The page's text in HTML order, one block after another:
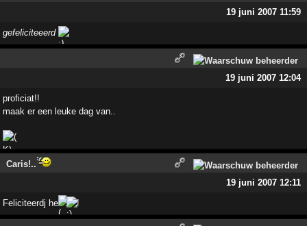
19 juni 2007 11:59
gefeliciteeerd
19 juni 2007 12:04
proficiat!!
maak er een leuke dag van..
Caris!..
19 juni 2007 12:11
Feliciteerdj he !